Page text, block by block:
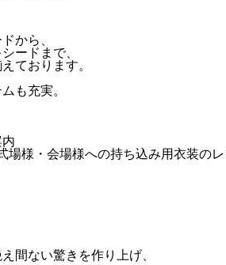
から、
ードまで、
ております。
も充実。
場様・会場様への持ち込み用衣装の
間ない驚きを作り上げ、